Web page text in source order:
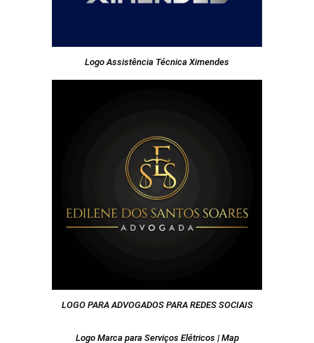
Logo Assistência Técnica Ximendes
LOGO PARA ADVOGADOS PARA REDES SOCIAIS
Logo Marca para Serviços Elétricos | Map